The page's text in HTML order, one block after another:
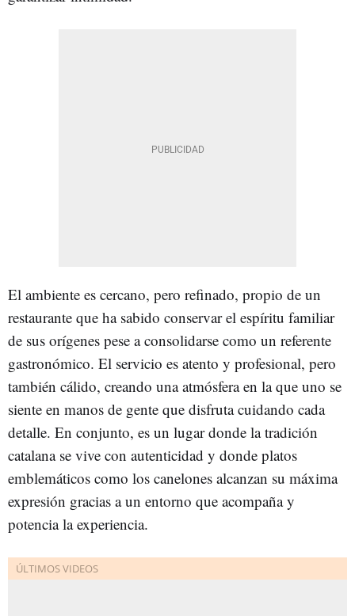
El ambiente es cercano, pero refinado, propio de un
restaurante que ha sabido conservar el espíritu familiar
de sus orígenes pese a consolidarse como un referente
gastronómico. El servicio es atento y profesional, pero
también cálido, creando una atmósfera en la que uno se
siente en manos de gente que disfruta cuidando cada
detalle. En conjunto, es un lugar donde la tradición
catalana se vive con autenticidad y donde platos
emblemáticos como los canelones alcanzan su máxima
expresión gracias a un entorno que acompaña y
potencia la experiencia.